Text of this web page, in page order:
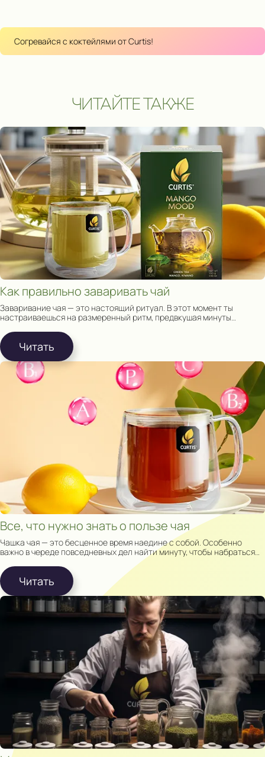
Согревайся с коктейлями от Curtis!
ЧИТАЙТЕ ТАКЖЕ
Как правильно заваривать чай
Заваривание чая — это настоящий ритуал. В этот момент ты
настраиваешься на размеренный ритм, предвкушая минуты
Читать
Все, что нужно знать о пользе чая
Чашка чая — это бесценное время наедине с собой. Особенно
важно в череде повседневных дел найти минуту, чтобы набраться
сил, вдохновения и просто помечтать.
Читать
ПОЛУЧИ